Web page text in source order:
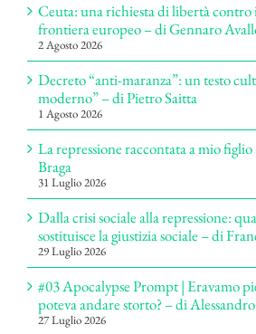
Ceuta: una richiesta di libertà contro
frontiera europeo – di Gennaro
2 Agosto 2026
Decreto “anti-maranza”: un testo
moderno” – di Pietro Saitta
1 Agosto 2026
La repressione raccontata a mio
Braga
31 Luglio 2026
Dalla crisi sociale alla repressione:
sostituisce la giustizia sociale – di
29 Luglio 2026
#03 Apocalypse Prompt | Eravamo
poteva andare storto? – di
27 Luglio 2026